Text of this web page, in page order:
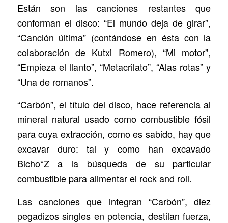
Están son las canciones restantes que
conforman el disco: “El mundo deja de girar”,
“Canción última” (contándose en ésta con la
colaboración de Kutxi Romero), “Mi motor”,
“Empieza el llanto”, “Metacrilato”, “Alas rotas” y
“Una de romanos”.
“Carbón”, el título del disco, hace referencia al
mineral natural usado como combustible fósil
para cuya extracción, como es sabido, hay que
excavar duro: tal y como han excavado
Bicho*Z a la búsqueda de su particular
combustible para alimentar el rock and roll.
Las canciones que integran “Carbón”, diez
pegadizos singles en potencia, destilan fuerza,